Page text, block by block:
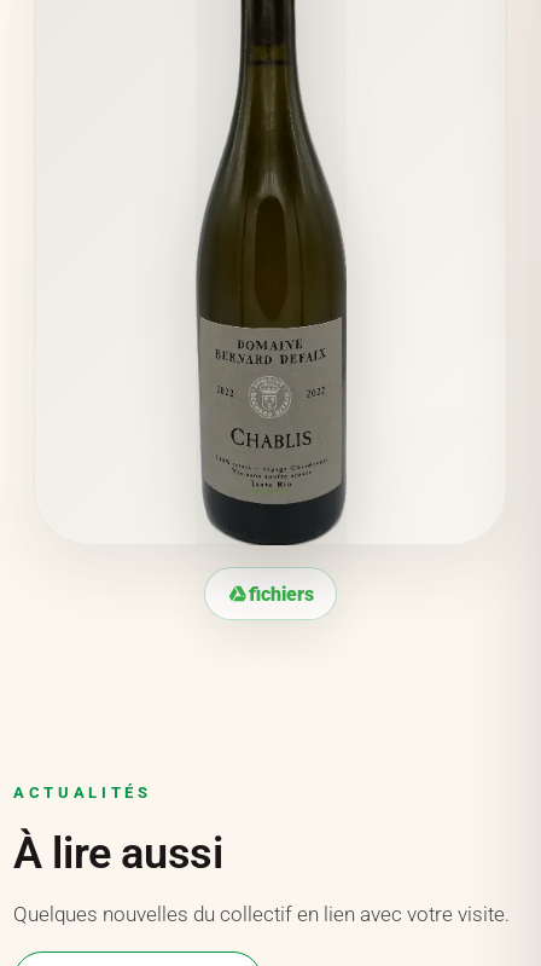
fichiers
ACTUALITÉS
À lire aussi
Quelques nouvelles du collectif en lien avec votre visite.